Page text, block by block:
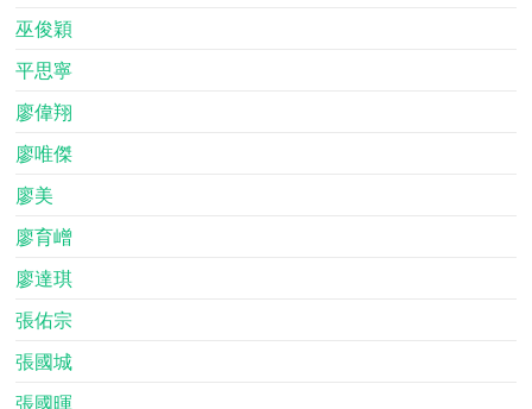
巫俊穎
平思寧
廖偉翔
廖唯傑
廖美
廖育嶒
廖達琪
張佑宗
張國城
張國暉